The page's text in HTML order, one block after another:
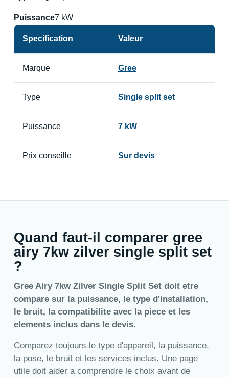
Puissance7 kW
Specification Valeur
Marque Gree
Type Single split set
Puissance 7 kW
Prix conseille Sur devis
Quand faut-il comparer gree
airy 7kw zilver single split set
?
Gree Airy 7kw Zilver Single Split Set doit etre
compare sur la puissance, le type d'installation,
le bruit, la compatibilite avec la piece et les
elements inclus dans le devis.
Comparez toujours le type d'appareil, la puissance,
la pose, le bruit et les services inclus. Une page
utile doit aider a comprendre le choix avant de